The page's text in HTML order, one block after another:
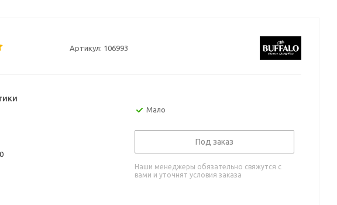
Артикул: 106993
Мало
Под заказ
Наши менеджеры обязательно свяжутся с
вами и уточнят условия заказа